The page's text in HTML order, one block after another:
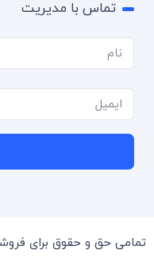
تماس با مدیریت
تمامی حق و حقوق برای